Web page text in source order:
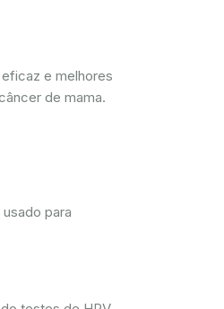
e melhores
de mama.
para